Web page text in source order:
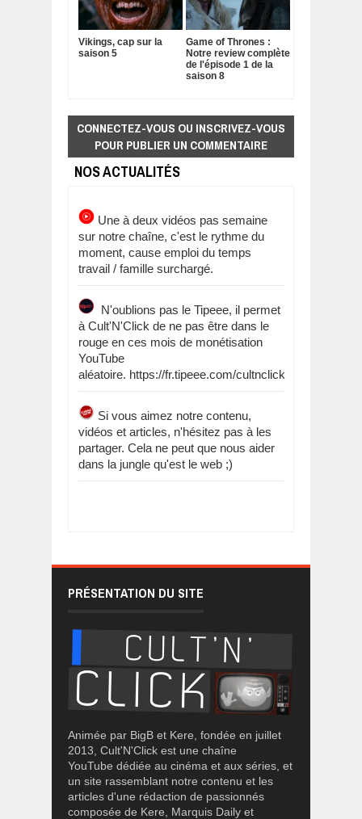
Vikings, cap sur la
saison 5
Game of Thrones :
Notre review complète
de l'épisode 1 de la
saison 8
CONNECTEZ-VOUS OU INSCRIVEZ-VOUS
POUR PUBLIER UN COMMENTAIRE
NOS ACTUALITÉS
Une à deux vidéos pas semaine
sur notre chaîne, c'est le rythme du
moment, cause emploi du temps
travail / famille surchargé.
N'oublions pas le Tipeee, il permet
à Cult'N'Click de ne pas être dans le
rouge en ces mois de monétisation
YouTube
aléatoire. https://fr.tipeee.com/cultnclick
Si vous aimez notre contenu,
vidéos et articles, n'hésitez pas à les
partager. Cela ne peut que nous aider
dans la jungle qu'est le web ;)
PRÉSENTATION DU SITE
Animée par BigB et Kere, fondée en juillet
2013, Cult'N'Click est une chaîne
YouTube dédiée au cinéma et aux séries, et
un site rassemblant notre contenu et les
articles d'une rédaction de passionnés
composée de Kere, Marquis Daily et